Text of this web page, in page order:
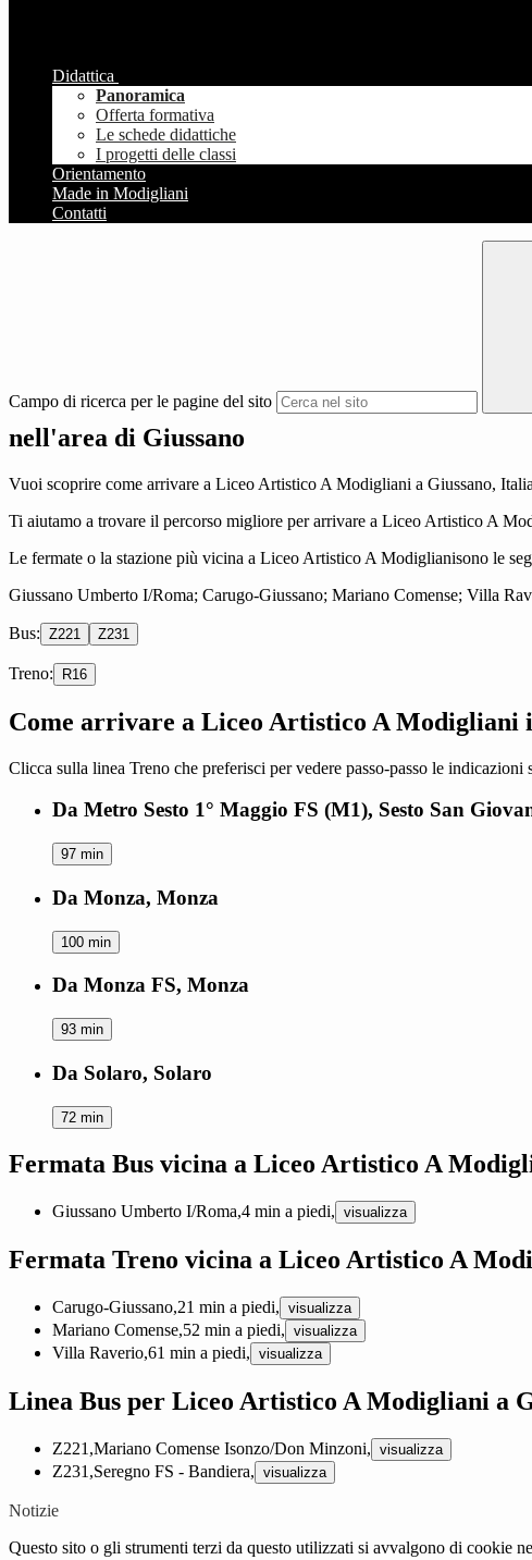
Didattica
Panoramica
Offerta formativa
Le schede didattiche
I progetti delle classi
Orientamento
Made in Modigliani
Contatti
Campo di ricerca per le pagine del sito
nell'area di Giussano
Vuoi scoprire come arrivare a Liceo Artistico A Modigliani a Giussano,
Ti aiutamo a trovare il percorso migliore per arrivare a Liceo Artistico A
Le fermate o la stazione più vicina a Liceo Artistico A Modiglianisono le
Giussano Umberto I/Roma; Carugo-Giussano; Mariano Comense; Villa
Bus: Z221 Z231
Treno: R16
Come arrivare a Liceo Artistico A Modigliani
Clicca sulla linea Treno che preferisci per vedere passo-passo le
Da Metro Sesto 1° Maggio FS (M1), Sesto San
97 min
Da Monza, Monza
100 min
Da Monza FS, Monza
93 min
Da Solaro, Solaro
72 min
Fermata Bus vicina a Liceo Artistico A
Giussano Umberto I/Roma,4 min a piedi, visualizza
Fermata Treno vicina a Liceo Artistico A
Carugo-Giussano,21 min a piedi, visualizza
Mariano Comense,52 min a piedi, visualizza
Villa Raverio,61 min a piedi, visualizza
Linea Bus per Liceo Artistico A Modigliani a
Z221,Mariano Comense Isonzo/Don Minzoni, visualizza
Z231,Seregno FS - Bandiera, visualizza
Notizie
Questo sito o gli strumenti terzi da questo utilizzati si avvalgono di cookie